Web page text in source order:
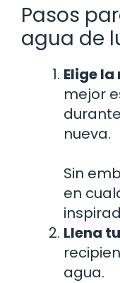
Pasos
agua de
Elige
mejor
nueva.
Sin
en
Llena
agua.